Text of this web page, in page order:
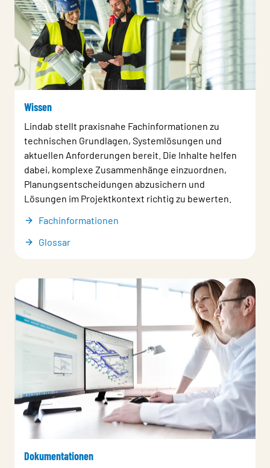
Wissen
Lindab stellt praxisnahe Fachinformationen zu
technischen Grundlagen, Systemlösungen und
aktuellen Anforderungen bereit. Die Inhalte helfen
dabei, komplexe Zusammenhänge einzuordnen,
Planungsentscheidungen abzusichern und
Lösungen im Projektkontext richtig zu bewerten.
Fachinformationen
Glossar
Dokumentationen